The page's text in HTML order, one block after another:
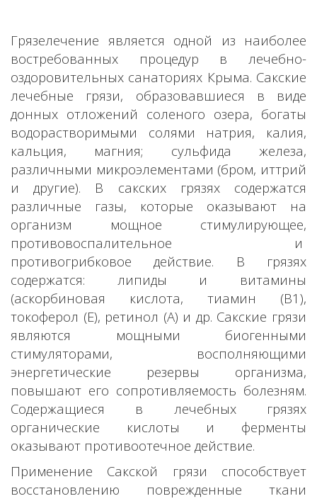
Грязелечение является одной из наиболее
востребованных процедур в лечебно-
оздоровительных санаториях Крыма. Сакские
лечебные грязи, образовавшиеся в виде
донных отложений соленого озера, богаты
водорастворимыми солями натрия, калия,
кальция, магния; сульфида железа,
различными микроэлементами (бром, иттрий
и другие). В сакских грязях содержатся
различные газы, которые оказывают на
организм мощное стимулирующее,
противовоспалительное и
противогрибковое действие. В грязях
содержатся: липиды и витамины
(аскорбиновая кислота, тиамин (В1),
токоферол (Е), ретинол (А) и др. Сакские грязи
являются мощными биогенными
стимуляторами, восполняющими
энергетические резервы организма,
повышают его сопротивляемость болезням.
Содержащиеся в лечебных грязях
органические кислоты и ферменты
оказывают противоотечное действие.
Применение Сакской грязи способствует
восстановлению поврежденные ткани